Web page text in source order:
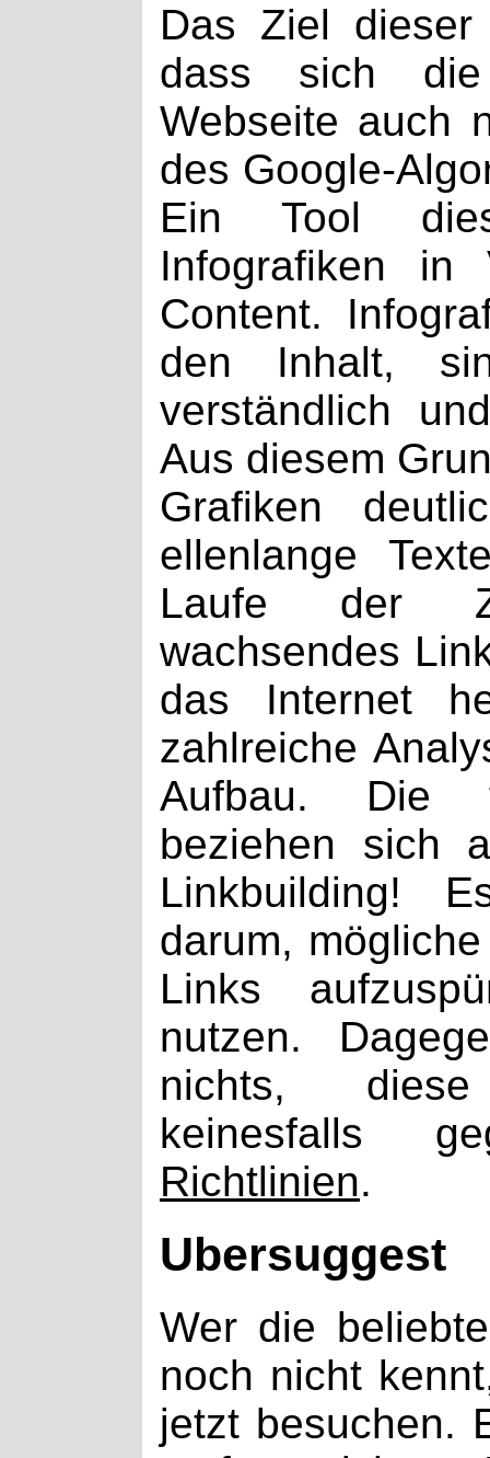
Das Ziel
dass sich die
Webseite auch
des Google-
Ein Tool
Infografiken in
Content.
den Inhalt,
verständlich
Aus diesem
Grafiken
ellenlange
Laufe der
wachsendes
das Internet
zahlreiche
Aufbau. Die
beziehen sich
Linkbuilding!
darum,
Links
nutzen.
nichts,
keinesfalls
Richtlinien.
Ubersuggest
Wer die
noch nicht
jetzt besuchen.